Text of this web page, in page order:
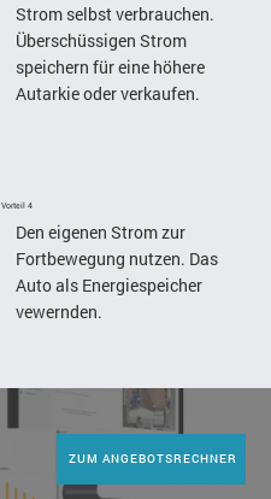
Strom selbst verbrauchen.
Überschüssigen Strom
speichern für eine höhere
Autarkie oder verkaufen.
Vorteil 4
Den eigenen Strom zur
Fortbewegung nutzen. Das
Auto als Energiespeicher
vewernden.
ZUM ANGEBOTSRECHNER